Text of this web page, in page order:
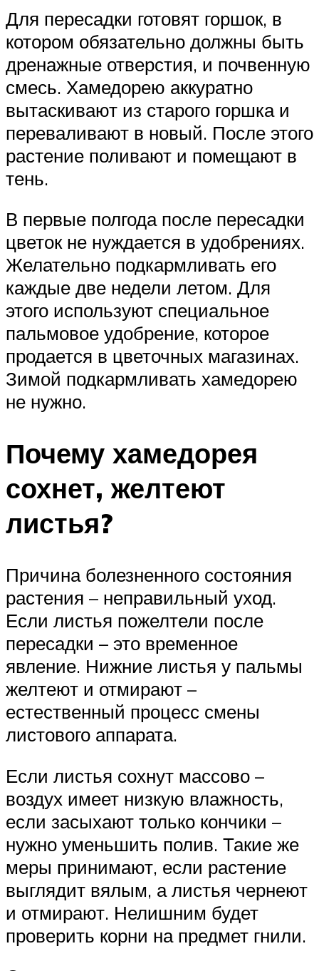
Для пересадки готовят горшок, в
котором обязательно должны быть
дренажные отверстия, и почвенную
смесь. Хамедорею аккуратно
вытаскивают из старого горшка и
переваливают в новый. После этого
растение поливают и помещают в
тень.
В первые полгода после пересадки
цветок не нуждается в удобрениях.
Желательно подкармливать его
каждые две недели летом. Для
этого используют специальное
пальмовое удобрение, которое
продается в цветочных магазинах.
Зимой подкармливать хамедорею
не нужно.
Почему хамедорея
сохнет, желтеют
листья?
Причина болезненного состояния
растения – неправильный уход.
Если листья пожелтели после
пересадки – это временное
явление. Нижние листья у пальмы
желтеют и отмирают –
естественный процесс смены
листового аппарата.
Если листья сохнут массово –
воздух имеет низкую влажность,
если засыхают только кончики –
нужно уменьшить полив. Такие же
меры принимают, если растение
выглядит вялым, а листья чернеют
и отмирают. Нелишним будет
проверить корни на предмет гнили.